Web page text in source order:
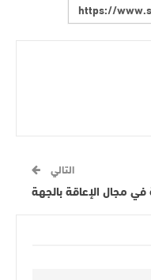
التالي
في مجال الإعاقة بالجهة